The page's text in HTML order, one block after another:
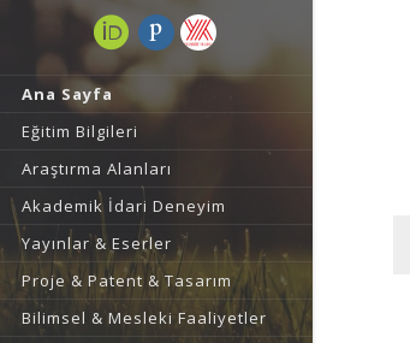
Ana Sayfa
Eğitim Bilgileri
Araştırma Alanları
Akademik İdari Deneyim
Yayınlar & Eserler
Proje & Patent & Tasarım
Bilimsel & Mesleki Faaliyetler